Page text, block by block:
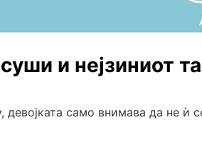
и нејзиниот
девојката само внимава да не ѝ